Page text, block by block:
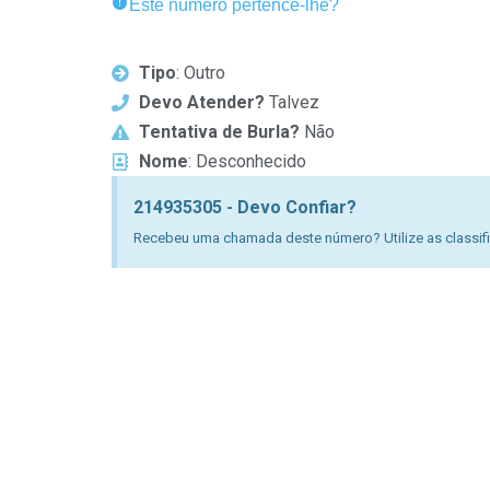
Este número pertence-lhe?
Tipo: Outro
Devo Atender? Talvez
Tentativa de Burla? Não
Nome: Desconhecido
214935305 - Devo Confiar?
Recebeu uma chamada deste número? Utilize as